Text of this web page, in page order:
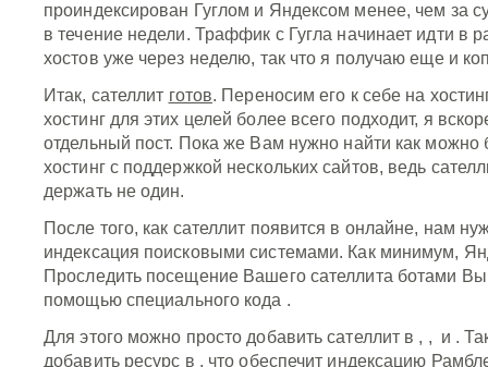
проиндексирован Гуглом и Яндексом менее, чем за
в течение недели. Траффик с Гугла начинает идти в
хостов уже через неделю, так что я получаю еще и
Итак, сателлит готов. Переносим его к себе на
хостинг для этих целей более всего подходит, я
отдельный пост. Пока же Вам нужно найти как
хостинг с поддержкой нескольких сайтов, ведь
держать не один.
После того, как сателлит появится в онлайне, нам
индексация поисковыми системами. Как минимум,
Проследить посещение Вашего сателлита ботами
помощью специального кода .
Для этого можно просто добавить сателлит в , , и .
добавить ресурс в , что обеспечит индексацию